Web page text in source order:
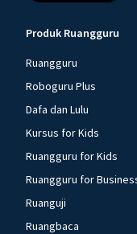
Produk Ruangguru
Ruangguru
Roboguru Plus
Dafa dan Lulu
Kursus for Kids
Ruangguru for Kids
Ruangguru for
Ruanguji
Ruangbaca